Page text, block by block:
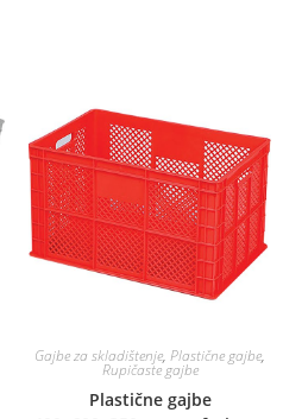
Gajbe za skladištenje, Plastične gajbe,
Rupičaste gajbe
Plastične gajbe